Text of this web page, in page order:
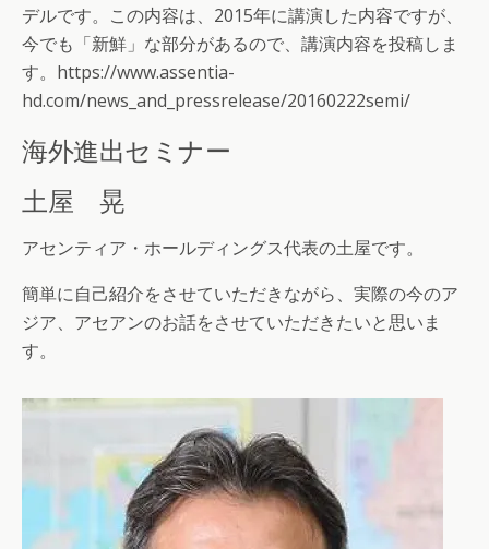
デルです。この内容は、2015年に講演した内容ですが、
今でも「新鮮」な部分があるので、講演内容を投稿しま
す。https://www.assentia-
hd.com/news_and_pressrelease/20160222semi/
海外進出セミナー
土屋 晃
アセンティア・ホールディングス代表の土屋です。
簡単に自己紹介をさせていただきながら、実際の今のア
ジア、アセアンのお話をさせていただきたいと思いま
す。